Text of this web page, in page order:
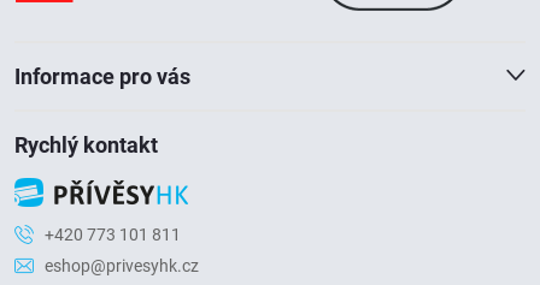
Informace pro vás
Rychlý kontakt
+420 773 101 811
eshop@privesyhk.cz